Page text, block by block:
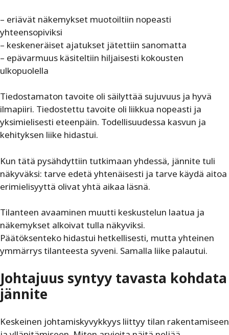
– eriävät näkemykset muotoiltiin nopeasti
yhteensopiviksi
– keskeneräiset ajatukset jätettiin sanomatta
– epävarmuus käsiteltiin hiljaisesti kokousten
ulkopuolella
Tiedostamaton tavoite oli säilyttää sujuvuus ja hyvä
ilmapiiri. Tiedostettu tavoite oli liikkua nopeasti ja
yksimielisesti eteenpäin. Todellisuudessa kasvun ja
kehityksen liike hidastui.
Kun tätä pysähdyttiin tutkimaan yhdessä, jännite tuli
näkyväksi: tarve edetä yhtenäisesti ja tarve käydä aitoa
erimielisyyttä olivat yhtä aikaa läsnä.
Tilanteen avaaminen muutti keskustelun laatua ja
näkemykset alkoivat tulla näkyviksi.
Päätöksenteko hidastui hetkellisesti, mutta yhteinen
ymmärrys tilanteesta syveni. Samalla liike palautui.
Johtajuus syntyy tavasta kohdata
jännite
Keskeinen johtamiskyvykkyys liittyy tilan rakentamiseen